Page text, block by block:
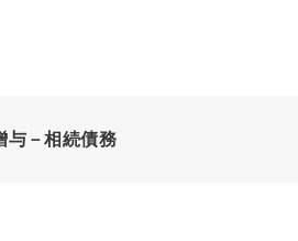
与－相続債務